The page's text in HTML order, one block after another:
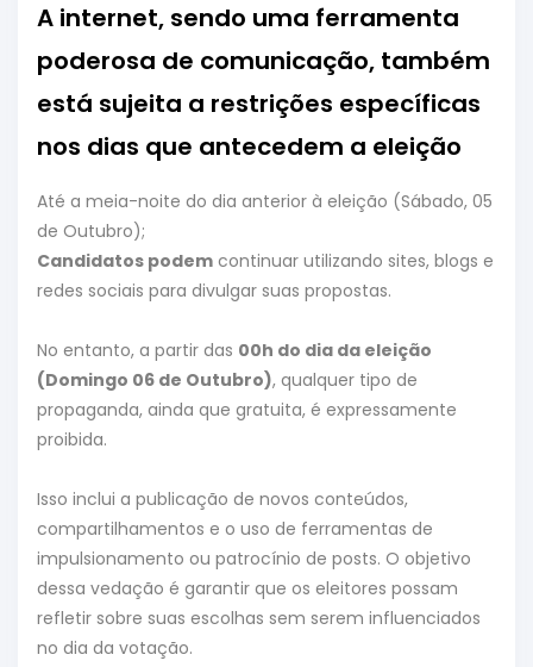
A internet, sendo uma ferramenta
poderosa de comunicação, também
está sujeita a restrições específicas
nos dias que antecedem a eleição
Até a meia-noite do dia anterior à eleição (Sábado, 05
de Outubro);
Candidatos podem continuar utilizando sites, blogs e
redes sociais para divulgar suas propostas.
No entanto, a partir das 00h do dia da eleição
(Domingo 06 de Outubro), qualquer tipo de
propaganda, ainda que gratuita, é expressamente
proibida.
Isso inclui a publicação de novos conteúdos,
compartilhamentos e o uso de ferramentas de
impulsionamento ou patrocínio de posts. O objetivo
dessa vedação é garantir que os eleitores possam
refletir sobre suas escolhas sem serem influenciados
no dia da votação.